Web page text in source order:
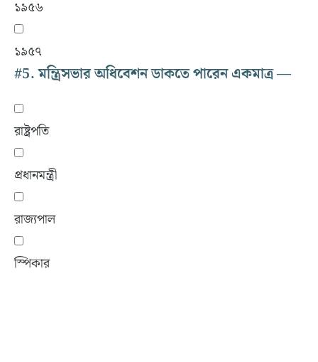
১৯৫৬
১৯৫৭
#5.মন্ত্রিসভার অধিবেশন ডাকতে পারেন একমাত্র —
রাষ্ট্রপতি
প্রধানমন্ত্রী
রাজ্যপাল
স্পিকার